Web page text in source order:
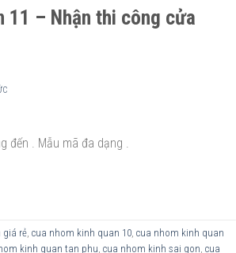
11 – Nhận thi công cửa
. Mẫu mã đa dạng .
giá rẻ, cua nhom kinh quan 10, cua nhom kinh quan
kinh quan tan phu, cua nhom kinh sai gon, cua